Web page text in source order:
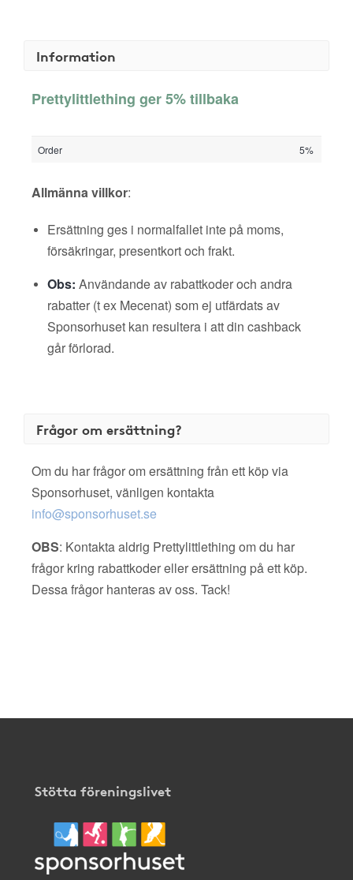
Information
Prettylittlething ger 5% tillbaka
Order 5%
Allmänna villkor:
Ersättning ges i normalfallet inte på moms,
försäkringar, presentkort och frakt.
Obs: Användande av rabattkoder och andra
rabatter (t ex Mecenat) som ej utfärdats av
Sponsorhuset kan resultera i att din cashback
går förlorad.
Frågor om ersättning?
Om du har frågor om ersättning från ett köp via
Sponsorhuset, vänligen kontakta
info@sponsorhuset.se
OBS: Kontakta aldrig Prettylittlething om du har
frågor kring rabattkoder eller ersättning på ett köp.
Dessa frågor hanteras av oss. Tack!
Stötta föreningslivet